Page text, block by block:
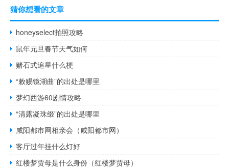
猜你想看的文章
honeyselect拍照攻略
鼠年元旦春节天气如何
赌石式追星什么梗
“敕赐镜湖曲”的出处是哪里
梦幻西游60剧情攻略
“清露凝珠缀”的出处是哪里
咸阳都市网相亲会（咸阳都市网）
客厅过年挂什么灯好
红楼梦贾母是什么身份（红楼梦贾母）